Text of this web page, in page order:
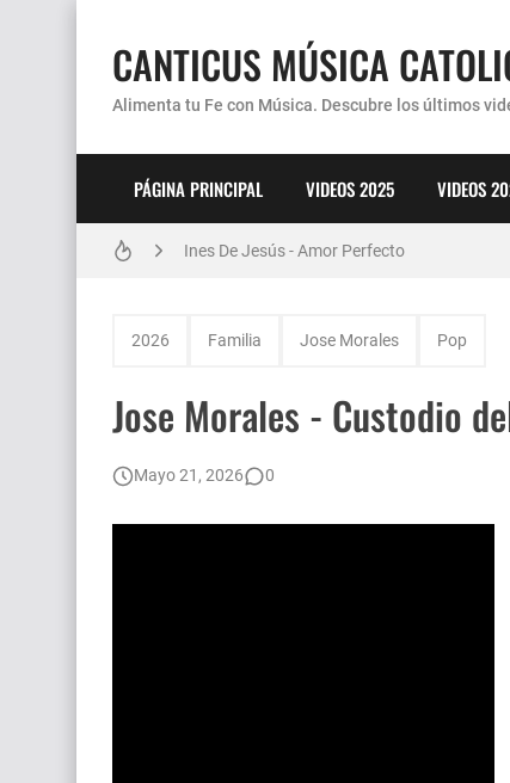
CANTICUS MÚSICA
Alimenta tu Fe con Música. Descubre los últimos
PÁGINA PRINCIPAL VIDEOS 2025 VIDEOS
Coro Laraland - Aunque no lo pueda ver
Ines De Jesús - Amor Perfecto
Son By Four - Seremos Santos
Athenas - Reina del Parana (Virgen de Itati)
Inés De Jesús - Vuelve A Mi
2026 Familia Jose Morales Pop
Jose Morales - Custodio
Mayo 21, 2026 0